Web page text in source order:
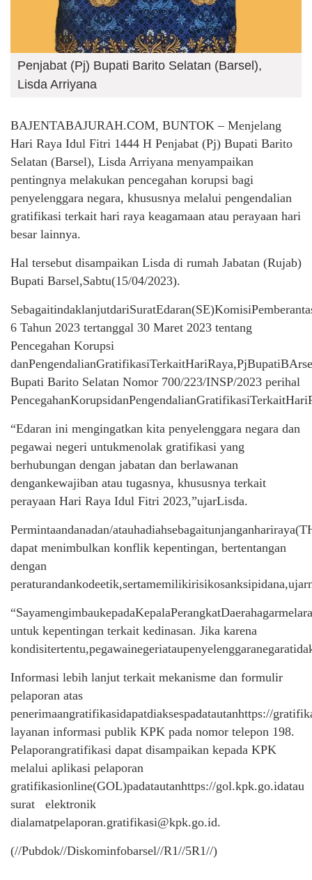
Penjabat (Pj) Bupati Barito Selatan (Barsel),
Lisda Arriyana
BAJENTABAJURAH.COM, BUNTOK – Menjelang
Hari Raya Idul Fitri 1444 H Penjabat (Pj) Bupati Barito
Selatan (Barsel), Lisda Arriyana menyampaikan
pentingnya melakukan pencegahan korupsi bagi
penyelenggara negara, khususnya melalui pengendalian
gratifikasi terkait hari raya keagamaan atau perayaan hari
besar lainnya.
Hal tersebut disampaikan Lisda di rumah Jabatan (Rujab)
Bupati Barsel,Sabtu(15/04/2023).
6 Tahun 2023 tertanggal 30 Maret 2023 tentang
Pencegahan Korupsi
Bupati Barito Selatan Nomor 700/223/INSP/2023 perihal
“Edaran ini mengingatkan kita penyelenggara negara dan
pegawai negeri untukmenolak gratifikasi yang
berhubungan dengan jabatan dan berlawanan
dengankewajiban atau tugasnya, khususnya terkait
perayaan Hari Raya Idul Fitri 2023,”ujarLisda.
Permintaandanadan/
dapat menimbulkan konflik kepentingan, bertentangan
dengan
untuk kepentingan terkait kedinasan. Jika karena
Informasi lebih lanjut terkait mekanisme dan formulir
pelaporan atas
penerimaangratifikasidapatdiaksespadatautanhttps://
layanan informasi publik KPK pada nomor telepon 198.
Pelaporangratifikasi dapat disampaikan kepada KPK
melalui aplikasi pelaporan
gratifikasionline(GOL)padatautanhttps://gol.kpk.go.idatau
surat elektronik
dialamatpelaporan.gratifikasi@kpk.go.id.
(//Pubdok//Diskominfobarsel//R1//5R1//)